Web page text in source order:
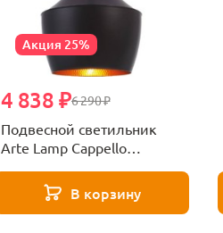
Акция 25%
6 290 ₽
4 838 ₽
Подвесной светильник
Arte Lamp Cappello
В корзину